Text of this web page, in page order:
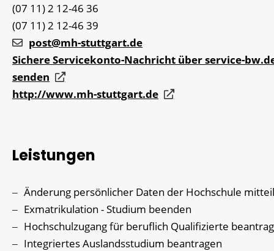
(07 11) 2 12-46 36
(07 11) 2 12-46 39
post@mh-stuttgart.de
Sichere Servicekonto-Nachricht über service-
senden
http://www.mh-stuttgart.de
Leistungen
Änderung persönlicher Daten der Hochschule
Exmatrikulation - Studium beenden
Hochschulzugang für beruflich Qualifizierte
Integriertes Auslandsstudium beantragen